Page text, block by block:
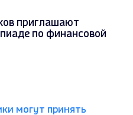
приглашают
по финансовой